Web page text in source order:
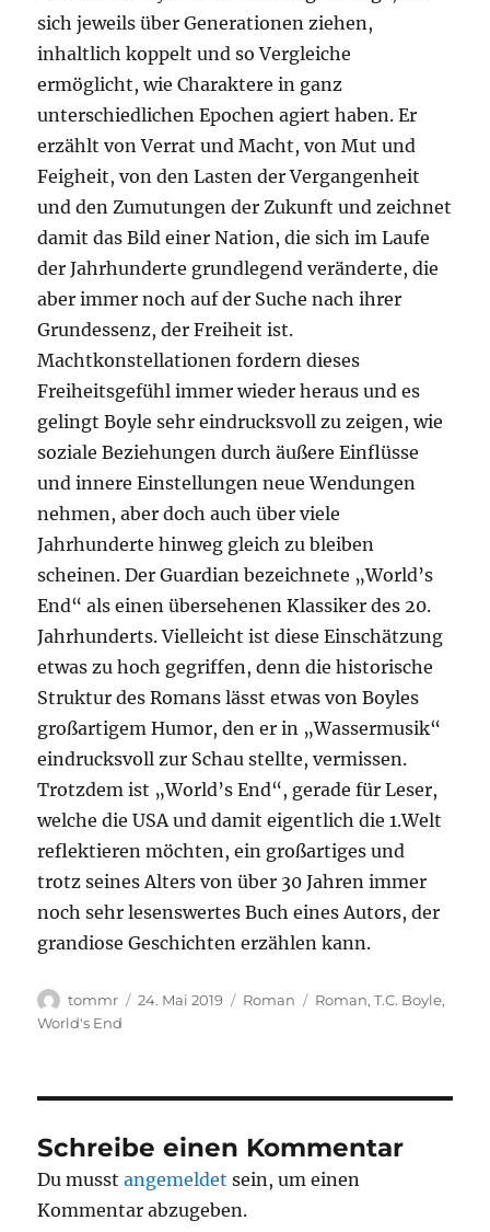
sich jeweils über Generationen ziehen,
inhaltlich koppelt und so Vergleiche
ermöglicht, wie Charaktere in ganz
unterschiedlichen Epochen agiert haben. Er
erzählt von Verrat und Macht, von Mut und
Feigheit, von den Lasten der Vergangenheit
und den Zumutungen der Zukunft und zeichnet
damit das Bild einer Nation, die sich im Laufe
der Jahrhunderte grundlegend veränderte, die
aber immer noch auf der Suche nach ihrer
Grundessenz, der Freiheit ist.
Machtkonstellationen fordern dieses
Freiheitsgefühl immer wieder heraus und es
gelingt Boyle sehr eindrucksvoll zu zeigen, wie
soziale Beziehungen durch äußere Einflüsse
und innere Einstellungen neue Wendungen
nehmen, aber doch auch über viele
Jahrhunderte hinweg gleich zu bleiben
scheinen. Der Guardian bezeichnete „World’s
End“ als einen übersehenen Klassiker des 20.
Jahrhunderts. Vielleicht ist diese Einschätzung
etwas zu hoch gegriffen, denn die historische
Struktur des Romans lässt etwas von Boyles
großartigem Humor, den er in „Wassermusik“
eindrucksvoll zur Schau stellte, vermissen.
Trotzdem ist „World’s End“, gerade für Leser,
welche die USA und damit eigentlich die 1.Welt
reflektieren möchten, ein großartiges und
trotz seines Alters von über 30 Jahren immer
noch sehr lesenswertes Buch eines Autors, der
grandiose Geschichten erzählen kann.
Autor
tommr
Veröffentlicht
24. Mai 2019 Kategorien
Roman Schlagwörter
Roman,T.C. Boyle,
World's End
Schreibe einen Kommentar
Du musstangemeldet sein, um einen
Kommentar abzugeben.